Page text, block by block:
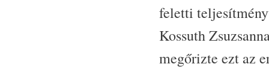
feletti
Kossuth
megőrizte ezt az